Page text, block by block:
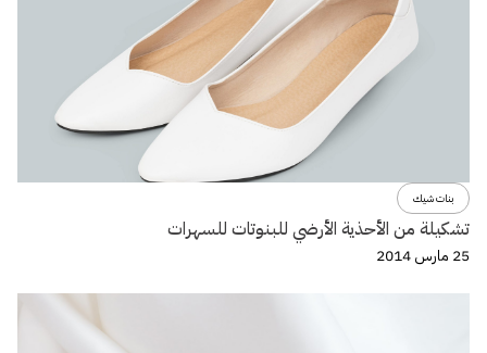
بنات شيك
تشكيلة من الأحذية الأرضي للبنوتات للسهرات
25 مارس 2014